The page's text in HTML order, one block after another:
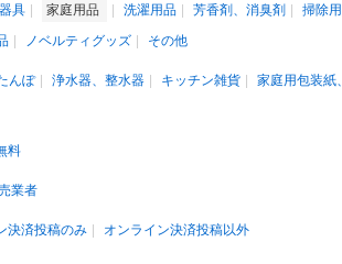
具 家庭用品 洗濯用品 芳香剤、消臭剤 掃除
ノベルティグッズ その他
んぽ 浄水器、整水器 キッチン雑貨 家庭用包装紙
料
業者
決済投稿のみ オンライン決済投稿以外